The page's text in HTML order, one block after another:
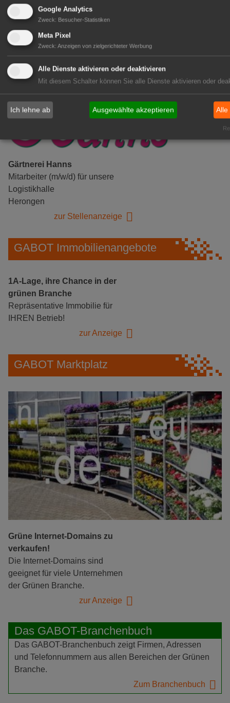
Gensingen
zur Stellenanzeige
Gärtnerei Hanns
Mitarbeiter (m/w/d) für unsere
Logistikhalle
Herongen
zur Stellenanzeige
GABOT Immobilienangebote
1A-Lage, ihre Chance in der
grünen Branche
Repräsentative Immobilie für
IHREN Betrieb!
zur Anzeige
GABOT Marktplatz
Grüne Internet-Domains zu
verkaufen!
Die Internet-Domains sind
geeignet für viele Unternehmen
der Grünen Branche.
zur Anzeige
Das GABOT-Branchenbuch
Das GABOT-Branchenbuch zeigt Firmen, Adressen
und Telefonnummern aus allen Bereichen der Grünen
Branche.
Zum Branchenbuch
Google Analytics
Zweck: Besucher-Statistiken
Meta Pixel
Zweck: Anzeigen von zielgerichteter Werbung
Alle Dienste aktivieren oder deaktivieren
Mit diesem Schalter können Sie alle Dienste aktivieren oder
Ich lehne ab Ausgewählte akzeptieren Alle